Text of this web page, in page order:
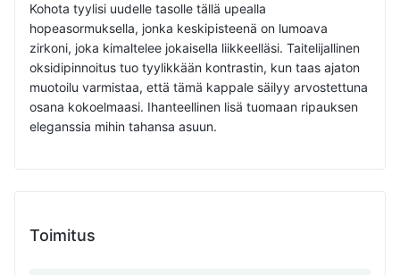
Kohota tyylisi uudelle tasolle tällä upealla
hopeasormuksella, jonka keskipisteenä on lumoava
zirkoni, joka kimaltelee jokaisella liikkeelläsi. Taitelijallinen
oksidipinnoitus tuo tyylikkään kontrastin, kun taas ajaton
muotoilu varmistaa, että tämä kappale säilyy arvostettuna
osana kokoelmaasi. Ihanteellinen lisä tuomaan ripauksen
eleganssia mihin tahansa asuun.
Toimitus